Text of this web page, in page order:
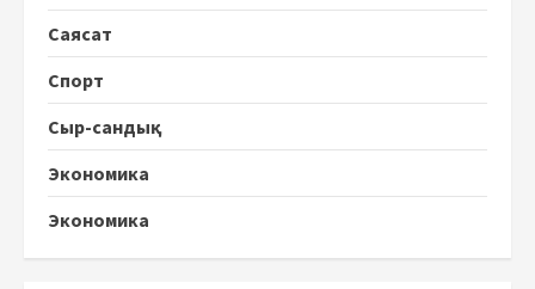
Саясат
Спорт
Сыр-сандық
Экономика
Экономика